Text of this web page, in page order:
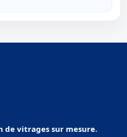
vitrages sur mesure.